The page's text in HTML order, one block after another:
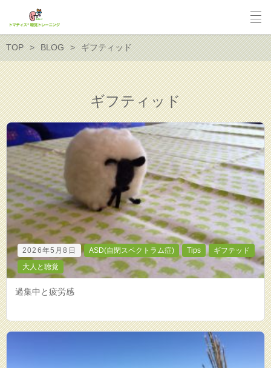
TOP BLOG ギフティッド
ギフティッド
2026年5月8日 ASD(自閉スペクトラム症) Tips
ギフテッド
大人と聴覚
過集中と疲労感